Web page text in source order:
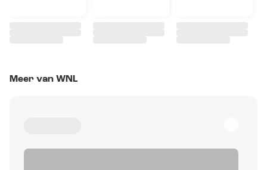
Meer van WNL